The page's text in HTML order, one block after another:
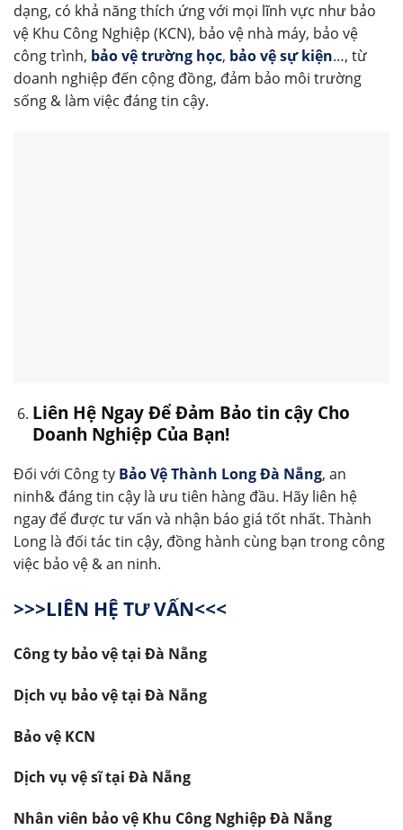
dạng, có khả năng thích ứng với mọi lĩnh vực như bảo
vệ Khu Công Nghiệp (KCN), bảo vệ nhà máy, bảo vệ
công trình, bảo vệ trường học, bảo vệ sự kiện…, từ
doanh nghiệp đến cộng đồng, đảm bảo môi trường
sống & làm việc đáng tin cậy.
Liên Hệ Ngay Để Đảm Bảo tin cậy Cho
Doanh Nghiệp Của Bạn!
Đối với Công ty Bảo Vệ Thành Long Đà Nẵng, an
ninh& đáng tin cậy là ưu tiên hàng đầu. Hãy liên hệ
ngay để được tư vấn và nhận báo giá tốt nhất. Thành
Long là đối tác tin cậy, đồng hành cùng bạn trong công
việc bảo vệ & an ninh.
>>>LIÊN HỆ TƯ VẤN<<<
Công ty bảo vệ tại Đà Nẵng
Dịch vụ bảo vệ tại Đà Nẵng
Bảo vệ KCN
Dịch vụ vệ sĩ tại Đà Nẵng
Nhân viên bảo vệ Khu Công Nghiệp Đà Nẵng